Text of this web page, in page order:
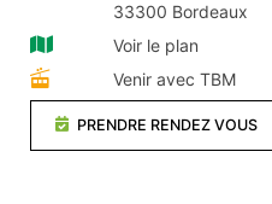
33300 Bordeaux
Voir le plan
Venir avec TBM
PRENDRE RENDEZ VOUS